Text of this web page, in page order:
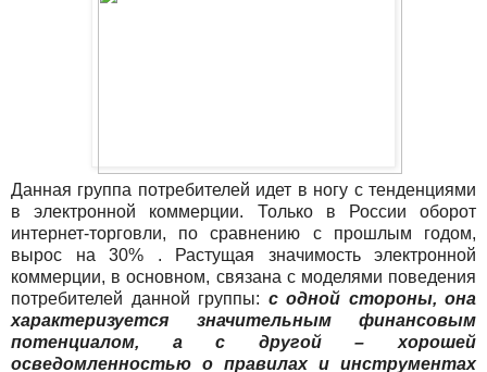
Данная группа потребителей идет в ногу с тенденциями
в электронной коммерции. Только в России оборот
интернет-торговли, по сравнению с прошлым годом,
вырос на 30% . Растущая значимость электронной
коммерции, в основном, связана с моделями поведения
потребителей данной группы: с одной стороны, она
характеризуется значительным финансовым
потенциалом, а с другой – хорошей
осведомленностью о правилах и инструментах